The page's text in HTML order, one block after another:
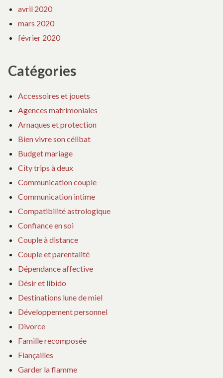
avril 2020
mars 2020
février 2020
Catégories
Accessoires et jouets
Agences matrimoniales
Arnaques et protection
Bien vivre son célibat
Budget mariage
City trips à deux
Communication couple
Communication intime
Compatibilité astrologique
Confiance en soi
Couple à distance
Couple et parentalité
Dépendance affective
Désir et libido
Destinations lune de miel
Développement personnel
Divorce
Famille recomposée
Fiançailles
Garder la flamme